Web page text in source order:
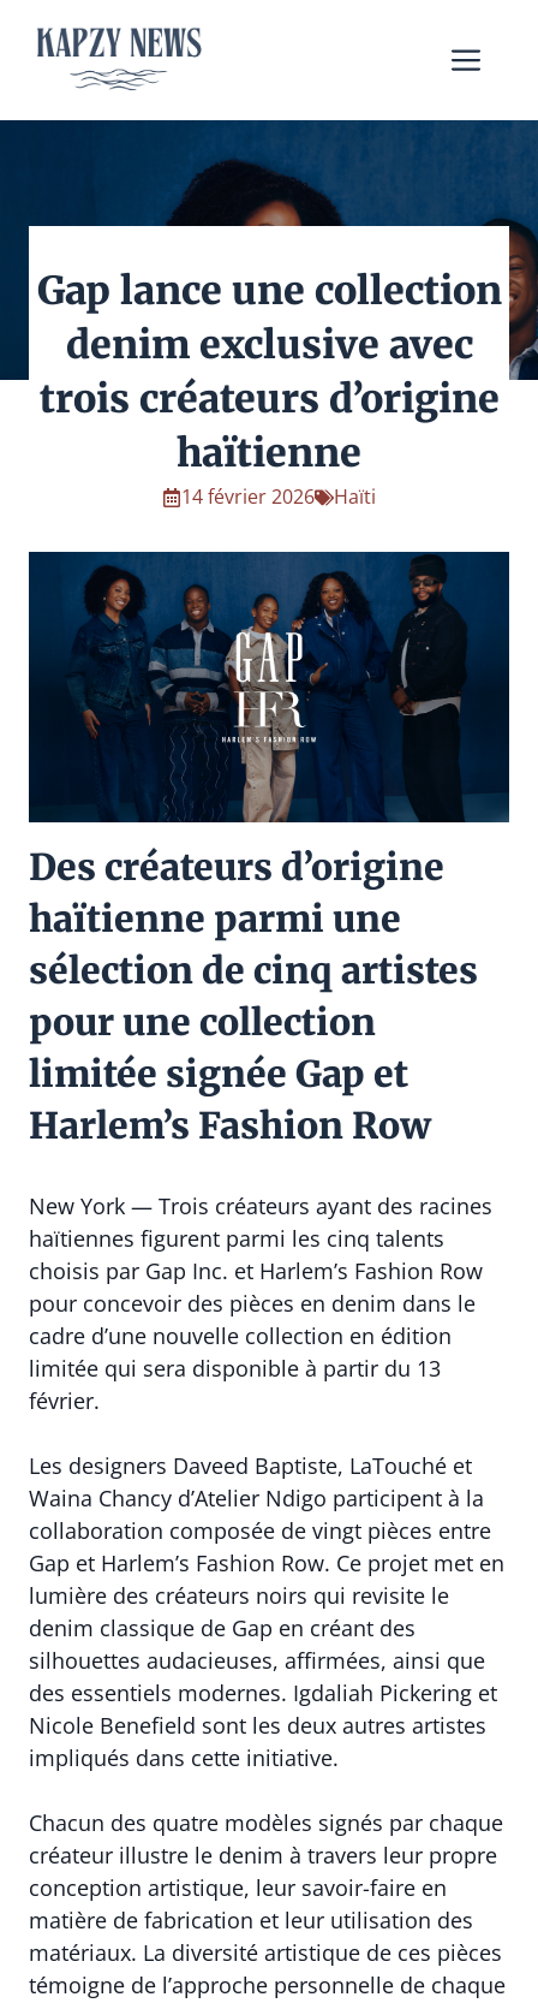
contenu
Gap lance une collection
denim exclusive avec
trois créateurs d’origine
haïtienne
14 février 2026 Haïti
Des créateurs d’origine
haïtienne parmi une
sélection de cinq artistes
pour une collection
limitée signée Gap et
Harlem’s Fashion Row
New York — Trois créateurs ayant des racines
haïtiennes figurent parmi les cinq talents
choisis par Gap Inc. et Harlem’s Fashion Row
pour concevoir des pièces en denim dans le
cadre d’une nouvelle collection en édition
limitée qui sera disponible à partir du 13
février.
Les designers Daveed Baptiste, LaTouché et
Waina Chancy d’Atelier Ndigo participent à la
collaboration composée de vingt pièces entre
Gap et Harlem’s Fashion Row. Ce projet met en
lumière des créateurs noirs qui revisite le
denim classique de Gap en créant des
silhouettes audacieuses, affirmées, ainsi que
des essentiels modernes. Igdaliah Pickering et
Nicole Benefield sont les deux autres artistes
impliqués dans cette initiative.
Chacun des quatre modèles signés par chaque
créateur illustre le denim à travers leur propre
conception artistique, leur savoir-faire en
matière de fabrication et leur utilisation des
matériaux. La diversité artistique de ces pièces
témoigne de l’approche personnelle de chaque